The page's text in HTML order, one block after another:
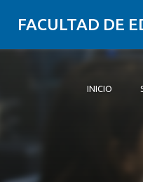
FACULTAD DE
INICIO
Postgrado